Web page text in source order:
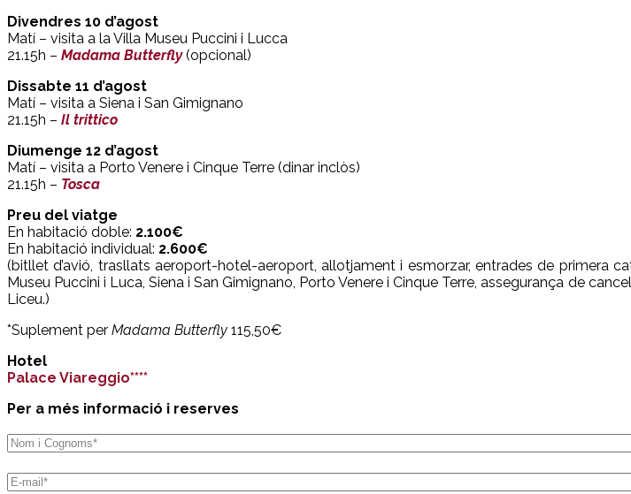
Divendres 10 d’agost
Matí – visita a la Villa Museu Puccini i Lucca
21.15h – Madama Butterfly(opcional)
Dissabte 11 d’agost
Matí – visita a Siena i San Gimignano
21.15h – Il trittico
Diumenge 12 d’agost
Matí – visita a Porto Venere i Cinque Terre (dinar inclòs)
21.15h – Tosca
Preu del viatge
En habitació doble: 2.100€
En habitació individual: 2.600€
(bitllet d’avió, trasllats aeroport-hotel-aeroport, allotjament i esmorzar, entrades de primera
Museu Puccini i Luca, Siena i San Gimignano, Porto Venere i Cinque Terre, assegurança de
Liceu.)
*Suplement per Madama Butterfly 115,50€
Hotel
Palace Viareggio****
Per a més informació i reserves